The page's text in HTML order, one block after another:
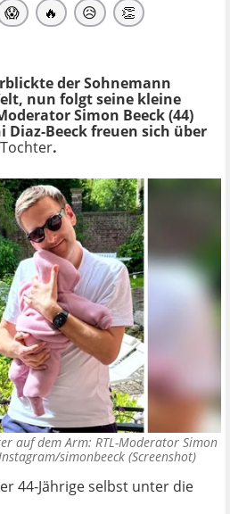
😱 🔥 😥 👏
der Sohnemann
nun folgt seine kleine
Simon Beeck (44)
Diaz-Beeckfreuen sich über
.
auf dem Arm: RTL-Moderator Simon
simonbeeck (Screenshot)
44-Jährige selbst unter die